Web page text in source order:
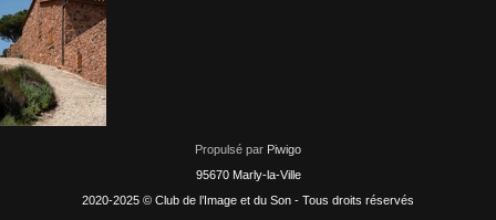
Propulsé par Piwigo
95670 Marly-la-Ville
2020-2025 © Club de l’Image et du Son - Tous droits réservés